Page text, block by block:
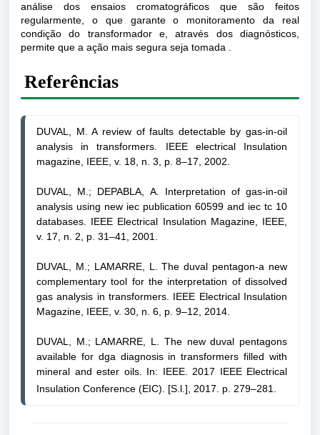
análise dos ensaios cromatográficos que são feitos
regularmente, o que garante o monitoramento da real
condição do transformador e, através dos diagnósticos,
permite que a ação mais segura seja tomada .
Referências
DUVAL, M. A review of faults detectable by gas-in-oil
analysis in transformers. IEEE electrical Insulation
magazine, IEEE, v. 18, n. 3, p. 8–17, 2002.
DUVAL, M.; DEPABLA, A. Interpretation of gas-in-oil
analysis using new iec publication 60599 and iec tc 10
databases. IEEE Electrical Insulation Magazine, IEEE,
v. 17, n. 2, p. 31–41, 2001.
DUVAL, M.; LAMARRE, L. The duval pentagon-a new
complementary tool for the interpretation of dissolved
gas analysis in transformers. IEEE Electrical Insulation
Magazine, IEEE, v. 30, n. 6, p. 9–12, 2014.
DUVAL, M.; LAMARRE, L. The new duval pentagons
available for dga diagnosis in transformers filled with
mineral and ester oils. In: IEEE. 2017 IEEE Electrical
Insulation Conference (EIC). [S.l.], 2017. p. 279–281.